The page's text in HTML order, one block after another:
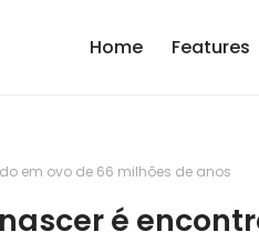
Home Features
em ovo de 66 milhões de anos
é